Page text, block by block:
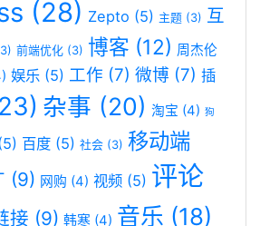
(28) Zepto (5) 主题 (3) 互
前端优化 (3) 博客 (12) 周杰伦
娱乐 (5) 工作 (7) 微博 (7) 插
杂事 (20) 淘宝 (4) 狗
百度 (5) 社会 (3) 移动端
(9) 网购 (4) 视频 (5) 评论
接 (9) 韩寒 (4) 音乐 (18)